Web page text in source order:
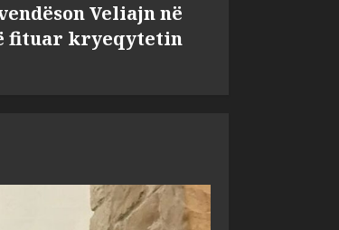
Veliajn në
fituar kryeqytetin